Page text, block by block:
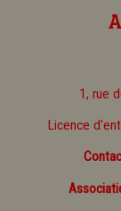
1, rue
Licence